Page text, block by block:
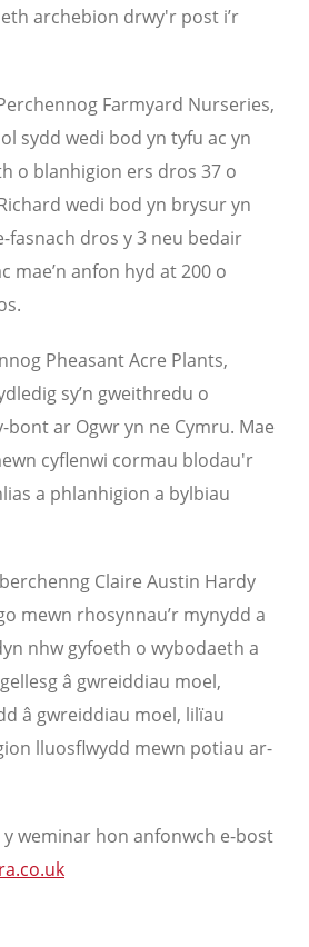
archebion drwy'r post i’r
Farmyard Nurseries,
sydd wedi bod yn tyfu ac yn
o blanhigion ers dros 37 o
wedi bod yn brysur yn
fasnach dros y 3 neu bedair
mae’n anfon hyd at 200 o
Pheasant Acre Plants,
sy’n gweithredu o
ar Ogwr yn ne Cymru. Mae
cyflenwi cormau blodau'r
a phlanhigion a bylbiau
Claire Austin Hardy
mewn rhosynnau’r mynydd a
nhw gyfoeth o wybodaeth a
â gwreiddiau moel,
â gwreiddiau moel, lilïau
lluosflwydd mewn potiau ar-
weminar hon anfonwch e-bost